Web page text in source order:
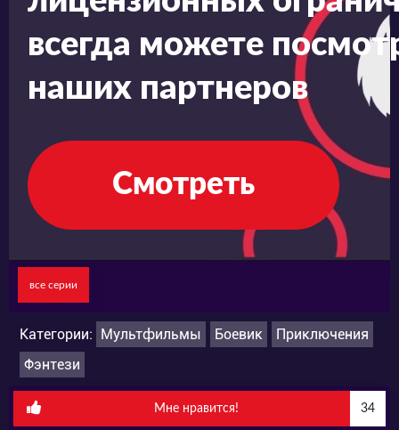
всегда можете
наших партнеров
Смотреть
все серии
Категории: Мультфильмы Боевик
Приключения
Фэнтези
Мне нравится! 34